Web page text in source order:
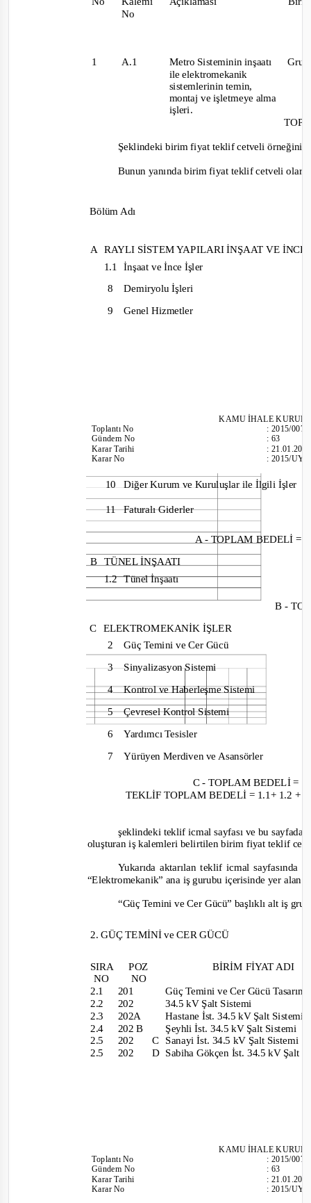
No
1 A.1 Metro Sisteminin inşaatı
ile elektromekanik
sistemlerinin temin,
montaj ve işletmeye alma
işleri.
Şeklindeki birim fiyat teklif cetveli
Bunun yanında birim fiyat teklif cetveli
Bölüm Adı
A RAYLI SİSTEM YAPILARI İNŞAAT VE
1.1İnşaat ve İnce İşler
8Demiryolu İşleri
9 Genel Hizmetler
KAMU İHALE KU
ToplantıNo
Gündem No
Karar Tarihi
Karar No
:2015/007
:63
:
:2015/
10Diğer Kurum ve Kuruluşlar ile İlgili İşler
11Faturalı Giderler
A - TOPLAM BEDELİ =
B TÜNEL İNŞAATI
1.2Tünel İnşaatı
B -
C ELEKTROMEKANİK İŞLER
2Güç Temini ve Cer Gücü
3 Sinyalizasyon Sistemi
4Kontrol ve Haberleşme Sistemi
5Çevresel Kontrol Sistemi
6Yardımcı Tesisler
7Yürüyen Merdiven ve Asansörler
C -TOPLAM BEDELİ = 2
TEKLİF TOPLAM BEDELİ = 1.1+ 1.2 +
şeklindeki teklif icmal sayfası ve bu
oluşturan iş kalemleri belirtilen birim fiyat teklif
Yukarıda aktarılan teklif icmal
“Elektromekanik” ana iş gurubu içerisinde yer alan
“Güç Temini ve Cer Gücü” başlıklı alt iş
2. GÜÇ TEMİNİ ve CER GÜCÜ
SIRA
NO
POZ
NO
BİRİM FİYAT ADI
2.1 201
2.2 202
2.3 202A
2.4 202 B
2.5 202
2.5 202
Güç Temini ve Cer Gücü
34.5 kV Şalt Sistemi
Hastane İst. 34.5 kV Şalt Sistemi
Şeyhli İst. 34.5 kV Şalt Sistemi
C Sanayi İst. 34.5 kV Şalt Sistemi
D Sabiha Gökçen İst. 34.5 kV Şalt
KAMU İHALE KU
ToplantıNo
Gündem No
Karar Tarihi
Karar No
:2015/007
:63
:
:2015/